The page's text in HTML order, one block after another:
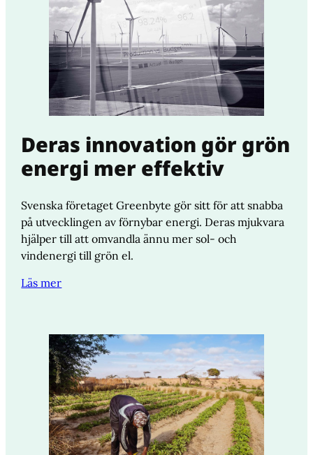
Deras innovation gör grön
energi mer effektiv
Svenska företaget Greenbyte gör sitt för att snabba
på utvecklingen av förnybar energi. Deras mjukvara
hjälper till att omvandla ännu mer sol- och
vindenergi till grön el.
Läs mer